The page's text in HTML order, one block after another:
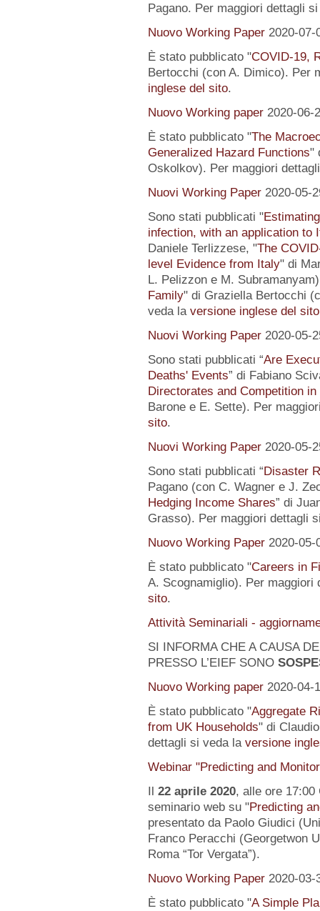
Pagano. Per maggiori dettagli
Nuovo Working Paper 2020-07-
È stato pubblicato "COVID-19,
Bertocchi (con A. Dimico). Per
inglese del sito.
Nuovo Working paper 2020-06-
È stato pubblicato "The
Generalized Hazard Functions"
Oskolkov). Per maggiori
Nuovi Working Paper 2020-05-
Sono stati pubblicati "
infection, with an application to
Daniele Terlizzese, "The
level Evidence from Italy" di
L. Pelizzon e M.
Family" di Graziella Bertocchi
veda la versione inglese del sito
Nuovi Working Paper 2020-05-
Sono stati pubblicati “Are
Deaths' Events” di Fabiano
Directorates and Competition in
Barone e E. Sette). Per
sito.
Nuovi Working Paper 2020-05-
Sono stati pubblicati “Disaster
Pagano (con C. Wagner e J.
Hedging Income Shares” di
Grasso). Per maggiori dettagli
Nuovo Working Paper 2020-05-
È stato pubblicato "Careers in
A. Scognamiglio). Per
sito.
Attività Seminariali -
SI INFORMA CHE A CAUSA
PRESSO L’EIEF SONO
Nuovo Working paper 2020-04-
È stato pubblicato "Aggregate
from UK Households" di
dettagli si veda la versione
Webinar "Predicting and
Il 22 aprile 2020, alle ore 17:00
seminario web su "Predicting
presentato da Paolo Giudici
Franco Peracchi (Georgetwon
Roma “Tor Vergata”).
Nuovo Working Paper 2020-03-
È stato pubblicato "A Simple